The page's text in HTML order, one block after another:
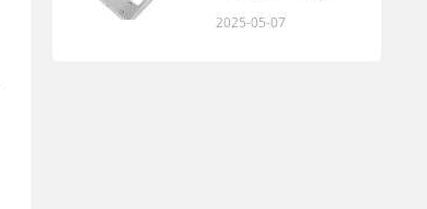
2025-05-07